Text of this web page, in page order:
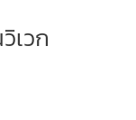
เวก